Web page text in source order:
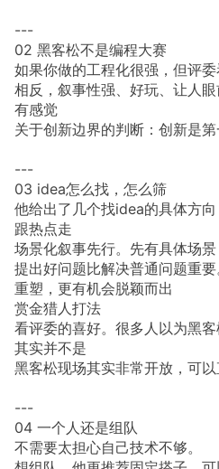
---
02 黑客松不是编程大赛
如果你做的工程化很强，但评
相反，叙事性强、好玩、让人
有感觉
关于创新边界的判断：创新是
---
03 idea怎么找，怎么筛
他给出了几个找idea的具体方向
跟热点走
场景化叙事先行。先有具体场
提出好问题比解决普通问题重
重塑，更有机会脱颖而出
赏金猎人打法
看评委的喜好。很多人以为黑
其实并不是
黑客松现场其实非常开放，可
---
04 一个人还是组队
不需要太担心自己技术不够。